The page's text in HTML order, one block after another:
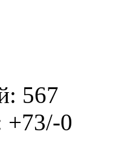
567
+73/-0